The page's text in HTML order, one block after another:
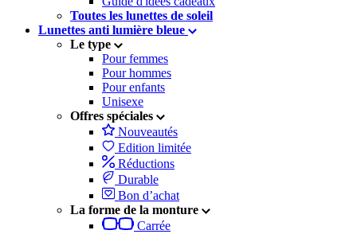
Toutes les lunettes de soleil
Lunettes anti lumière bleue
Le type
Pour femmes
Pour hommes
Pour enfants
Unisexe
Offres spéciales
Nouveautés
Edition limitée
Réductions
Durable
Bon d’achat
La forme de la monture
Carrée